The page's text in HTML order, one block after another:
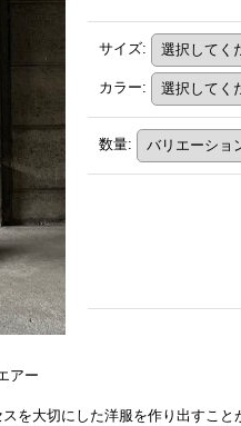
サイズ:
カラー:
数量:
アー
を大切にした洋服を作り出すこと